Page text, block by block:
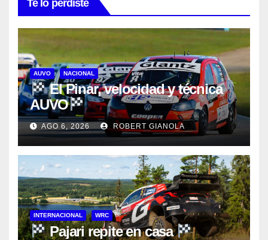
Te lo perdiste
AUVO NACIONAL
El Pinar, velocidad y técnica
AUVO
AGO 6, 2026 ROBERT GIANOLA
INTERNACIONAL WRC
Pajari repite en casa